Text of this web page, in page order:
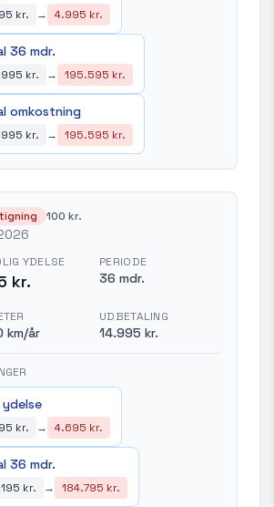
kr. → 4.995 kr.
36 mdr.
kr. → 195.595 kr.
omkostning
kr. → 195.595 kr.
100 kr.
YDELSE
kr.
PERIODE
36 mdr.
km/år
UDBETALING
14.995 kr.
kr. → 4.695 kr.
36 mdr.
kr. → 184.795 kr.